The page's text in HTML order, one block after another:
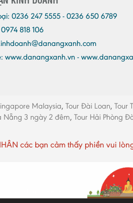
0236 247 5555 - 0236 650 6789
818 106
www.danangxanh.vn -
Malaysia, Tour Đài Loan, Tour
Nẵng 3 ngày 2 đêm, Tour Hải Phòng
các bạn cảm thấy phiền vui